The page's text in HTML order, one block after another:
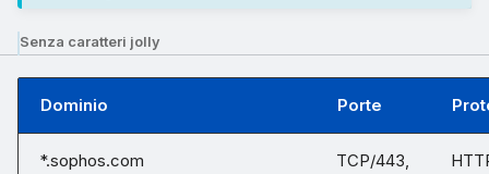
Senza caratteri jolly
Dominio Porte
*.sophos.com
TCP/443,